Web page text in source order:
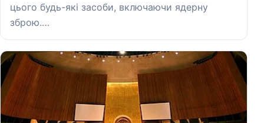
цього будь-які засоби, включаючи ядерну
зброю.…